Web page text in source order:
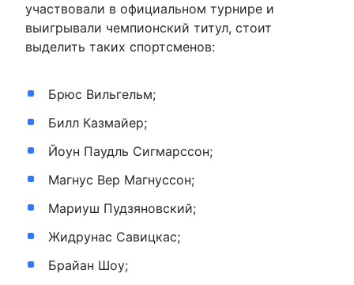
участвовали в официальном турнире и
выигрывали чемпионский титул, стоит
выделить таких спортсменов:
Брюс Вильгельм;
Билл Казмайер;
Йоун Паудль Сигмарссон;
Магнус Вер Магнуссон;
Мариуш Пудзяновский;
Жидрунас Савицкас;
Брайан Шоу;